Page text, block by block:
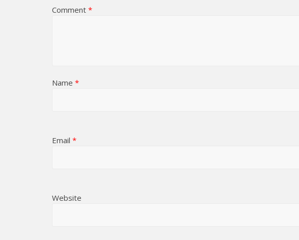
Comment *
Name *
Email *
Website